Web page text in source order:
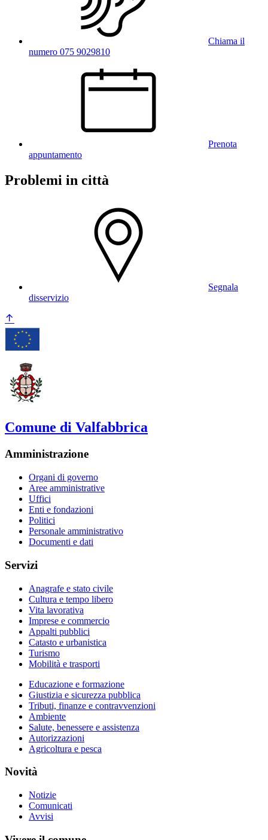
Chiama il
numero 075 9029810
Prenota
appuntamento
Problemi in città
Segnala
disservizio
Comune di Valfabbrica
Amministrazione
Organi di governo
Aree amministrative
Uffici
Enti e fondazioni
Politici
Personale amministrativo
Documenti e dati
Servizi
Anagrafe e stato civile
Cultura e tempo libero
Vita lavorativa
Imprese e commercio
Appalti pubblici
Catasto e urbanistica
Turismo
Mobilità e trasporti
Educazione e formazione
Giustizia e sicurezza pubblica
Tributi, finanze e contravvenzioni
Ambiente
Salute, benessere e assistenza
Autorizzazioni
Agricoltura e pesca
Novità
Notizie
Comunicati
Avvisi